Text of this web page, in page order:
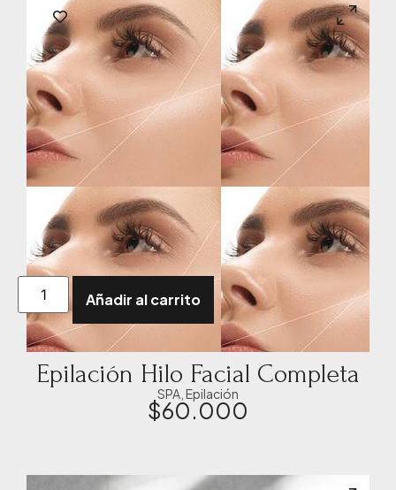
Añadir al carrito
Epilación Hilo Facial Completa
SPA Epilación
$60.000